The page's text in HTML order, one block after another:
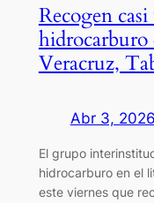
Recogen
hidrocarburo
Veracruz,
Abr 3, 2026
El grupo
hidrocarburo en el
este viernes que